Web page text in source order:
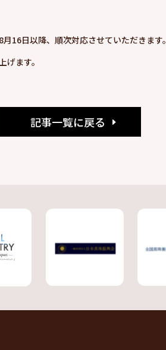
16日以降、順次対応させていただきます。
ます。
記事一覧に戻る